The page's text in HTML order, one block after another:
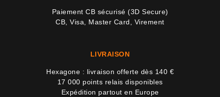
Paiement CB sécurisé (3D Secure)
CB, Visa, Master Card, Virement
LIVRAISON
Hexagone : livraison offerte dès 140 €
17 000 points relais disponibles
Expédition partout en Europe